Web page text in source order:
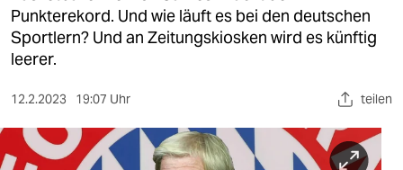
sport
berlin
nord
wahrheit
Punkterekord. Und wie läuft es bei den deutschen
Sportlern? Und an Zeitungskiosken wird es künftig
leerer.
12.2.2023 19:07 Uhr teilen